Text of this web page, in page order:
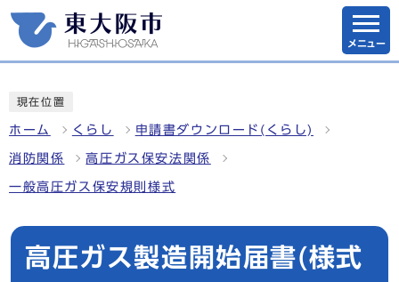
メニュー
現在位置
ホーム くらし 申請書ダウンロード(くらし)
消防関係 高圧ガス保安法関係
一般高圧ガス保安規則様式
高圧ガス製造開始届書(様式